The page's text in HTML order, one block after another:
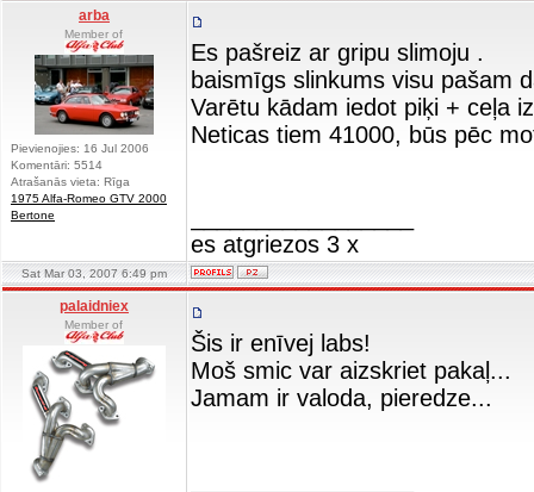
arba
Member of
Pievienojies: 16 Jul 2006
Komentāri: 5514
Atrašanās vieta: Rīga
1975 Alfa-Romeo GTV 2000
Bertone
Es pašreiz ar gripu slimoju .
baismīgs slinkums visu pašam
Varētu kādam iedot piķi + ceļa
Neticas tiem 41000, būs pēc
es atgriezos 3 x
Sat Mar 03, 2007 6:49 pm
palaidniex
Member of
Šis ir enīvej labs!
Moš smic var aizskriet pakaļ...
Jamam ir valoda, pieredze...